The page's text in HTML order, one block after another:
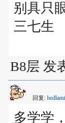
别具只
三七生
B8层 发
回复:
多学学